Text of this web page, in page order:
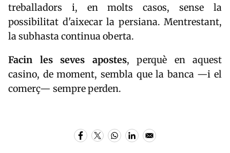
treballadors i, en molts casos, sense la
possibilitat d'aixecar la persiana. Mentrestant,
la subhasta continua oberta.
Facin les seves apostes, perquè en aquest
casino, de moment, sembla que la banca —i el
comerç— sempre perden.